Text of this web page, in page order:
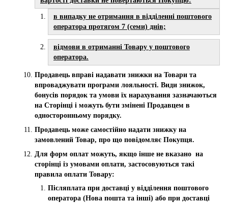
в випадку не отримання в відділенні поштового
оператора протягом 7 (семи) днів;
відмови в отриманні Товару у поштового
оператора.
Продавець вправі надавати знижки на Товари та
впроваджувати програми лояльності. Види знижок,
бонусів порядок та умови їх нарахування зазначаються
на Сторінці і можуть бути змінені Продавцем в
односторонньому порядку.
Продавець може самостійно надати знижку на
замовлений Товар, про що повідомляє Покупця.
Для форм оплат можуть, якщо інше не вказано на
сторінці із умовами оплати, застосовуються такі
правила оплати Товару:
Післяплата при доставці у відділення поштового
оператора (Нова пошта та інші) або при доставці